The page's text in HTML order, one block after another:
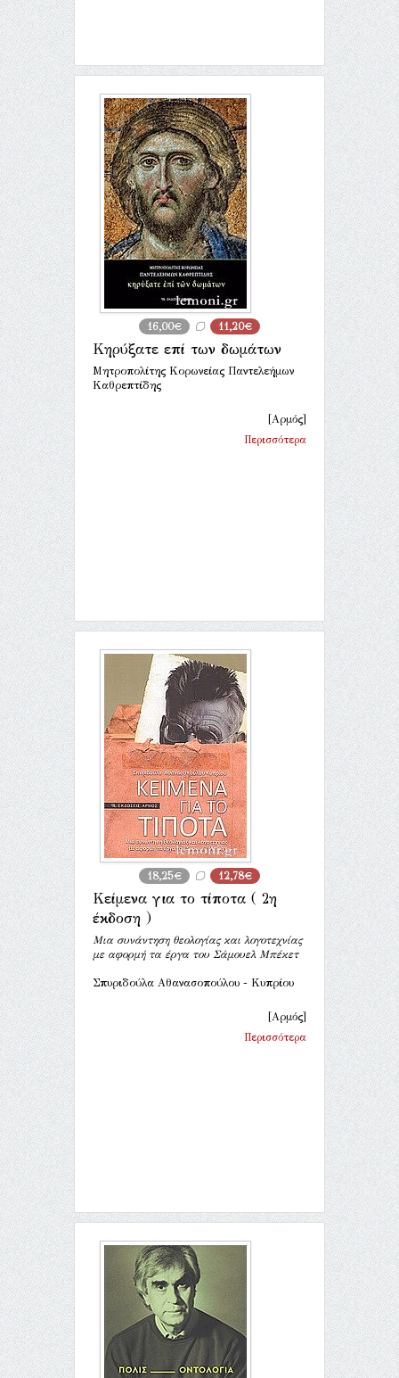
16,00€ 11,20€
Κηρύξατε επί των δωμάτων
Μητροπολίτης Κορωνείας Παντελεήμων
Καθρεπτίδης
[Αρμός]
Περισσότερα
18,25€ 12,78€
Κείμενα για το τίποτα ( 2η
έκδοση )
Μια συνάντηση θεολογίας και λογοτεχνίας
με αφορμή τα έργα του Σάμουελ Μπέκετ
Σπυριδούλα Αθανασοπούλου - Κυπρίου
[Αρμός]
Περισσότερα